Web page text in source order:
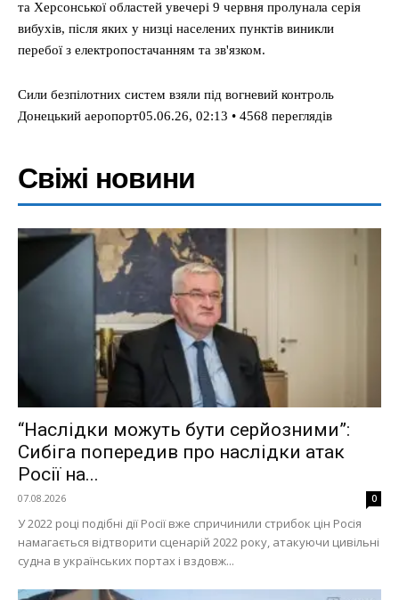
та Херсонської областей увечері 9 червня пролунала серія
вибухів, після яких у низці населених пунктів виникли
перебої з електропостачанням та зв'язком.
Сили безпілотних систем взяли під вогневий контроль
Донецький аеропорт05.06.26, 02:13 • 4568 переглядiв
Свіжі новини
“Наслідки можуть бути серйозними”:
Сибіга попередив про наслідки атак
Росії на...
07.08.2026 0
У 2022 році подібні дії Росії вже спричинили стрибок цін Росія
намагається відтворити сценарій 2022 року, атакуючи цивільні
судна в українських портах і вздовж...